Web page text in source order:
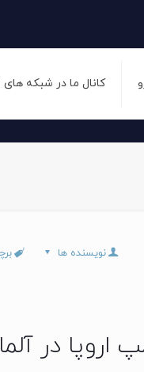
کانال ما در شبکه های
نویسنده ها
در